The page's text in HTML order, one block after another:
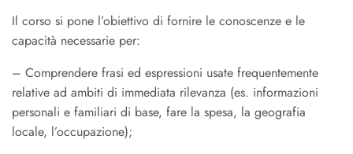
Il corso si pone l’obiettivo di fornire le conoscenze e le
capacità necessarie per:
– Comprendere frasi ed espressioni usate frequentemente
relative ad ambiti di immediata rilevanza (es. informazioni
personali e familiari di base, fare la spesa, la geografia
locale, l’occupazione);